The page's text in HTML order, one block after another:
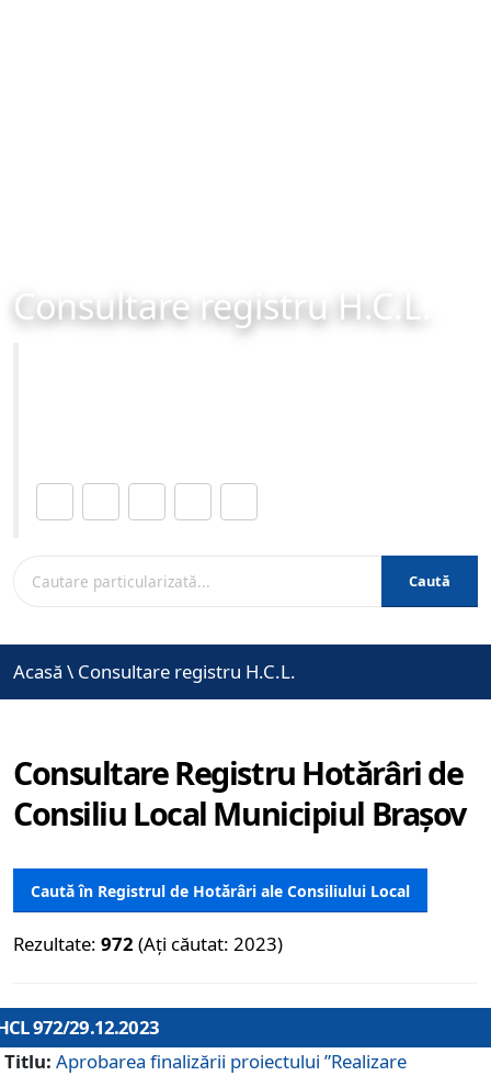
Consultare registru H.C.L.
Caută
Acasă \ Consultare registru H.C.L.
Consultare Registru Hotărâri de
Consiliu Local Municipiul Brașov
Caută în Registrul de Hotărâri ale Consiliului Local
Rezultate: 972 (Ați căutat: 2023)
972/29.12.2023
Titlu: Aprobarea finalizării proiectului ”Realizare